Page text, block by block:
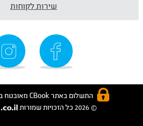
שירות לקוחות
התשלום באתר CBook מאובטח בטכנולוגית SSL
© 2026 כל הזכויות שמורות